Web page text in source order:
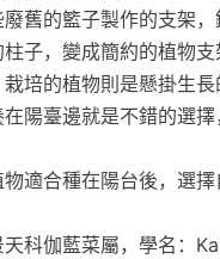
舊的籃子製作的支架
子，變成簡約的植物
培的植物則是懸掛生
陽臺邊就是不錯的選
適合種在陽台後，選
天科伽藍菜屬，學名：